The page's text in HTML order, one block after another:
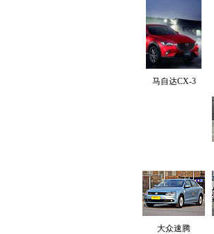
马自达CX-3
大众速腾